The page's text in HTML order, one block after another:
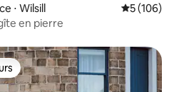
⋅ Wilsill Évaluation
5 (106)
en pierre
les plus appréciés